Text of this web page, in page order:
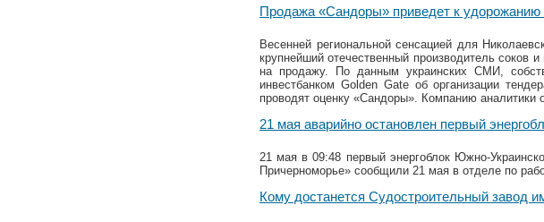
Продажа «Сандоры» приведет к удорожанию
Весенней региональной сенсацией для
крупнейший отечественный производитель соков
на продажу. По данным украинских СМИ,
инвестбанком Golden Gate об организации
проводят оценку «Сандоры». Компанию аналитики
21 мая аварийно остановлен первый
21 мая в 09:48 первый энергоблок Южно-
Причерноморье» сообщили 21 мая в отделе по
Кому достанется Судостроительный завод